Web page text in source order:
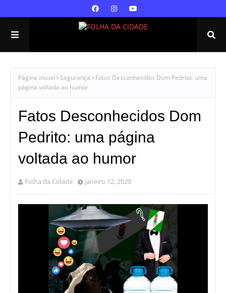
Página inicial Segurança
Fatos Desconhecidos Dom Pedrito: uma
página voltada ao humor
Fatos Desconhecidos Dom
Pedrito: uma página
voltada ao humor
Folha da Cidade janeiro 12, 2020